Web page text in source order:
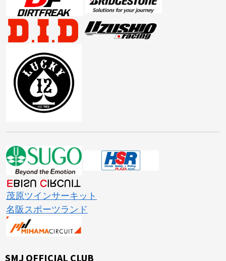
茂原ツインサーキット
名阪スポーツランド
SMJ OFFICIAL CLUB